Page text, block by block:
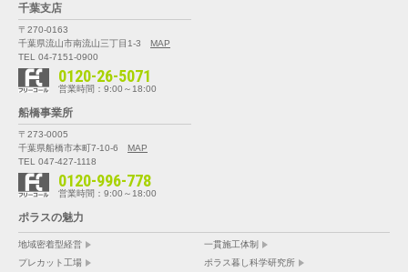
千葉支店
〒270-0163
千葉県流山市南流山三丁目1-3
MAP
TEL 04-7151-0900
0120-26-5071
営業時間：9:00～18:00
船橋事業所
〒273-0005
千葉県船橋市本町7-10-6
MAP
TEL 047-427-1118
0120-996-778
営業時間：9:00～18:00
ポラスの魅力
地域密着型経営
一貫施工体制
プレカット工場
ポラス暮し科学研究所